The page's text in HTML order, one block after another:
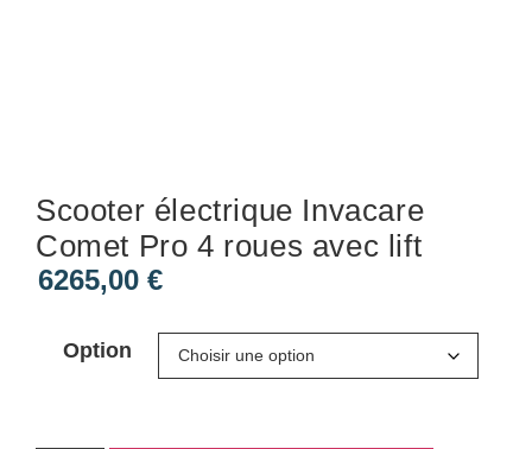
Scooter électrique Invacare
Comet Pro 4 roues avec lift
6265,00 €
Option